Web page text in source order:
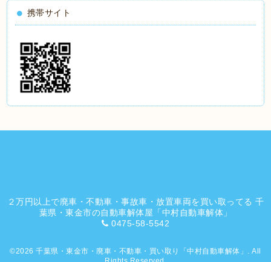
携帯サイト
２万円以上で廃車・不動車・事故車・放置車両を買い取ってる 千
葉県・東金市の自動車解体屋「中村自動車解体」
0475-58-5542
©2026千葉県・東金市・廃車・不動車・買い取り「中村自動車解体」 . All